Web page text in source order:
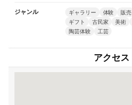
ジャンル ギャラリー 体験 販売
ギフト
古民家 美術
陶芸体験
工芸
アクセス